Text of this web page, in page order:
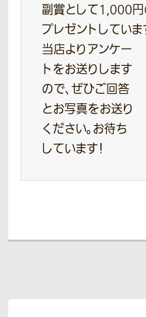
副賞として1,000
プレゼントしていま
当店よりアンケー
トをお送りします
ので、ぜひご回答
とお写真をお送り
ください。お待ち
しています！